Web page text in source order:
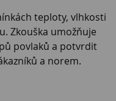
teploty, vlhkosti
Zkouška umožňuje
povlaků a potvrdit
a norem.